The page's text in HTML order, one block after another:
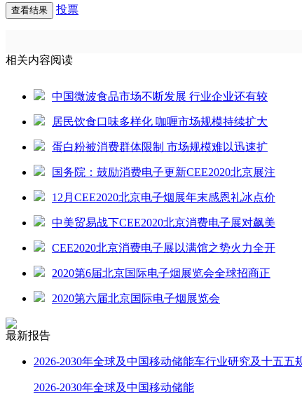
投票
相关内容阅读
中国微波食品市场不断发展 行业企业还有较
居民饮食口味多样化 咖喱市场规模持续扩大
蛋白粉被消费群体限制 市场规模难以迅速扩
国务院：鼓励消费电子更新CEE2020北京展注
12月CEE2020北京电子烟展年末感恩礼冰点价
中美贸易战下CEE2020北京消费电子展对飙美
CEE2020北京消费电子展以满馆之势火力全开
2020第6届北京国际电子烟展览会全球招商正
2020第六届北京国际电子烟展览会
最新报告
2026-2030年全球及中国移动储能车行业研究及十五五
2026-2030年全球及中国移动储能